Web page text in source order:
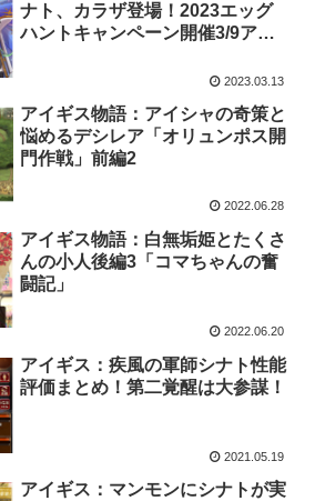
ナト、カラザ登場！2023エッグ
ハントキャンペーン開催3/9アプ
2023.03.13
アイギス物語：アイシャの奇策と
悩めるデシレア「オリュンポス開
門作戦」前編2
2022.06.28
アイギス物語：白無垢姫とたくさ
んの小人後編3「コマちゃんの奮
闘記」
2022.06.20
アイギス：疾風の軍師シナト性能
評価まとめ！第二覚醒は大参謀！
2021.05.19
アイギス：マンモンにシナトが実